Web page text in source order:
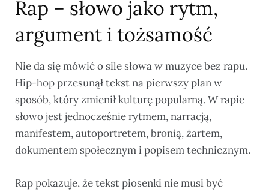
Rap – słowo jako rytm,
argument i tożsamość
Nie da się mówić o sile słowa w muzyce bez rapu.
Hip-hop przesunął tekst na pierwszy plan w
sposób, który zmienił kulturę popularną. W rapie
słowo jest jednocześnie rytmem, narracją,
manifestem, autoportretem, bronią, żartem,
dokumentem społecznym i popisem technicznym.
Rap pokazuje, że tekst piosenki nie musi być